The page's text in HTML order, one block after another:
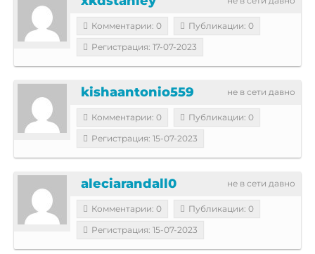
Комментарии: 0
Публикации: 0
Регистрация: 17-07-2023
не в сети давно
kishaantonio559
Комментарии: 0
Публикации: 0
Регистрация: 15-07-2023
не в сети давно
aleciarandall0
Комментарии: 0
Публикации: 0
Регистрация: 15-07-2023